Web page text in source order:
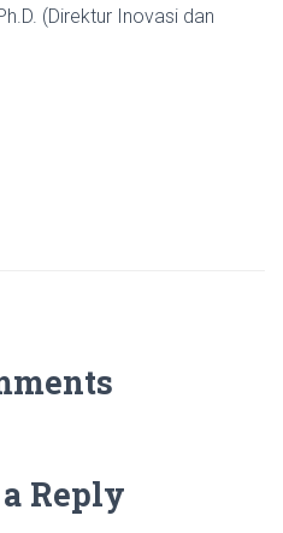
(Direktur Inovasi dan
Reply